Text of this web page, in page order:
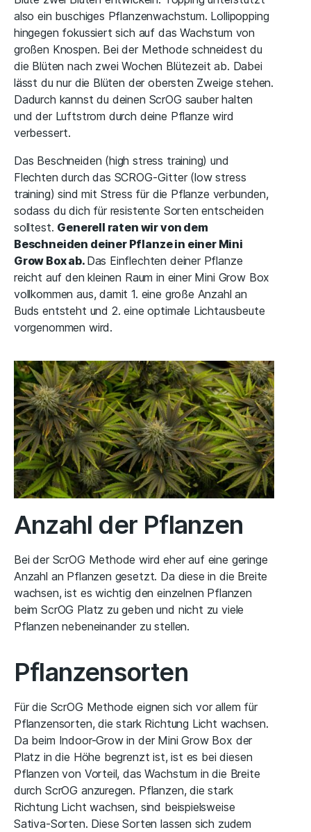
also ein buschiges Pflanzenwachstum. Lollipopping
hingegen fokussiert sich auf das Wachstum von
großen Knospen. Bei der Methode schneidest du
die Blüten nach zwei Wochen Blütezeit ab. Dabei
lässt du nur die Blüten der obersten Zweige stehen.
Dadurch kannst du deinen ScrOG sauber halten
und der Luftstrom durch deine Pflanze wird
verbessert.
Das Beschneiden (high stress training) und
Flechten durch das SCROG-Gitter (low stress
training) sind mit Stress für die Pflanze verbunden,
sodass du dich für resistente Sorten entscheiden
solltest. Generell raten wir von dem
Beschneiden deiner Pflanze in einer Mini
Grow Box ab. Das Einflechten deiner Pflanze
reicht auf den kleinen Raum in einer Mini Grow Box
vollkommen aus, damit 1. eine große Anzahl an
Buds entsteht und 2. eine optimale Lichtausbeute
vorgenommen wird.
Anzahl der Pflanzen
Bei der ScrOG Methode wird eher auf eine geringe
Anzahl an Pflanzen gesetzt. Da diese in die Breite
wachsen, ist es wichtig den einzelnen Pflanzen
beim ScrOG Platz zu geben und nicht zu viele
Pflanzen nebeneinander zu stellen.
Pflanzensorten
Für die ScrOG Methode eignen sich vor allem für
Pflanzensorten, die stark Richtung Licht wachsen.
Da beim Indoor-Grow in der Mini Grow Box der
Platz in die Höhe begrenzt ist, ist es bei diesen
Pflanzen von Vorteil, das Wachstum in die Breite
durch ScrOG anzuregen. Pflanzen, die stark
Richtung Licht wachsen, sind beispielsweise
Sativa-Sorten. Diese Sorten lassen sich zudem